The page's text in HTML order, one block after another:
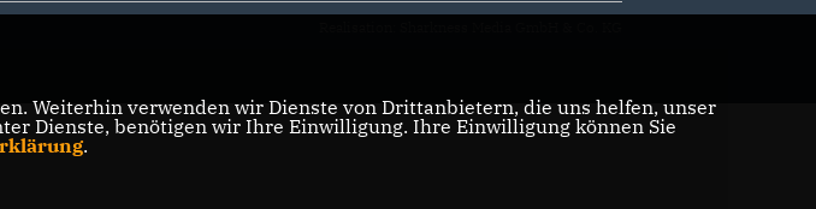
Weiterhin verwenden wir Dienste von Drittanbietern, die uns helfen, unser
Dienste, benötigen wir Ihre Einwilligung. Ihre Einwilligung können Sie
.